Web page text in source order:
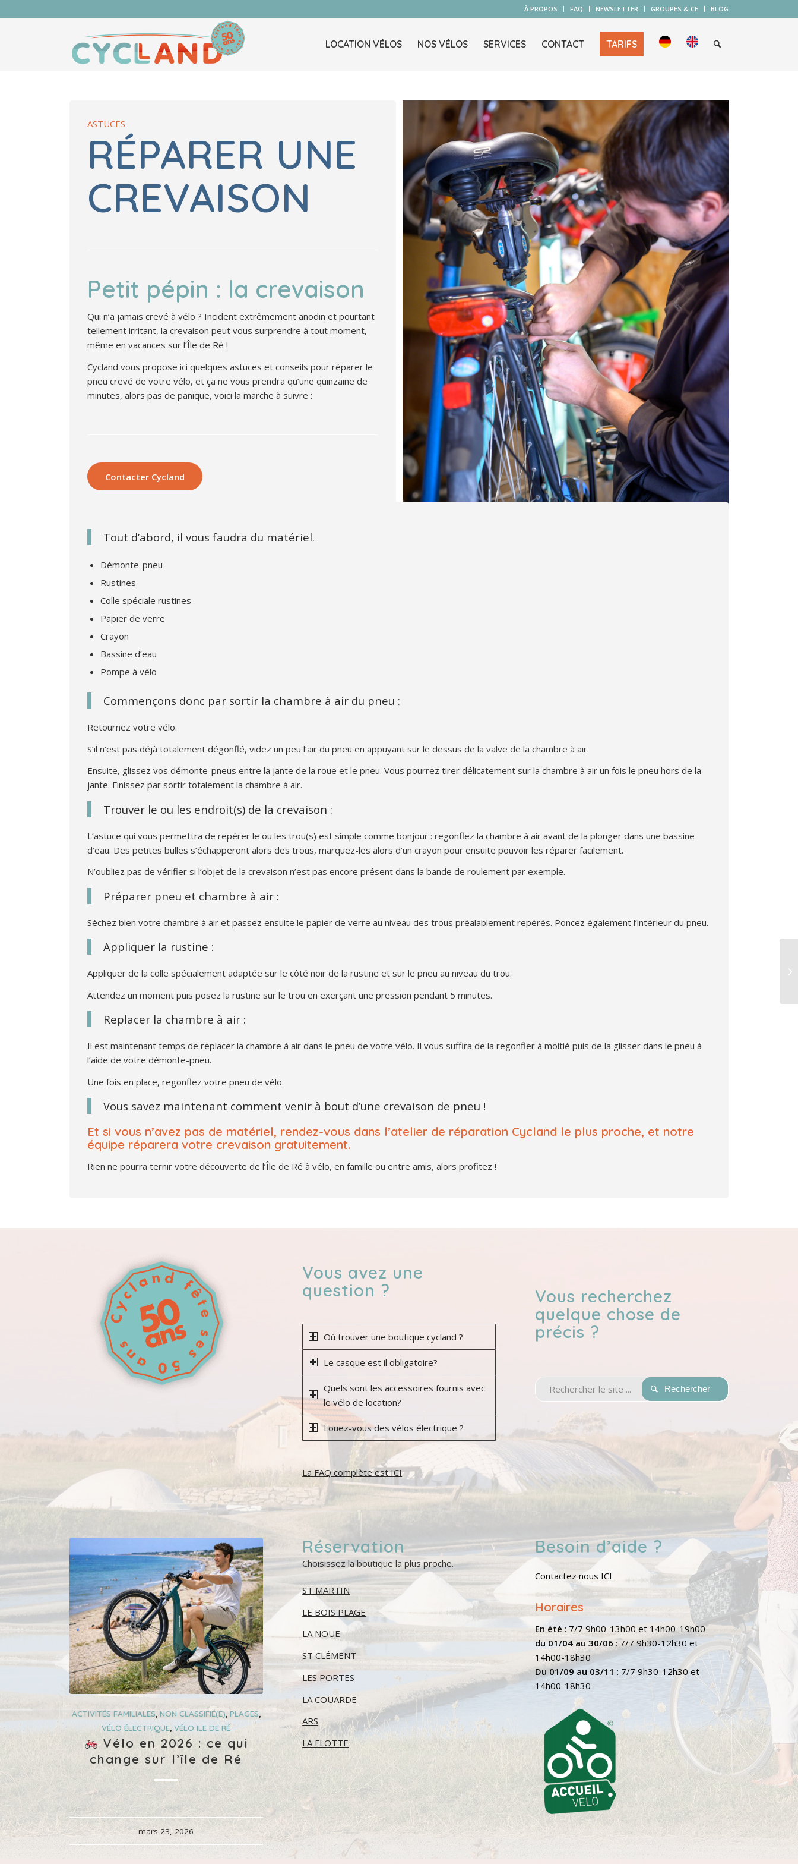
À PROPOS FAQ NEWSLETTER GROUPES & CE BLOG
LOCATION VÉLOS NOS VÉLOS SERVICES CONTACT TARIFS
ASTUCES
RÉPARER UNE
CREVAISON
Petit pépin : la crevaison
Qui n’a jamais crevé à vélo ? Incident extrêmement anodin et pourtant
tellement irritant, la crevaison peut vous surprendre à tout moment,
même en vacances sur l’Île de Ré !
Cycland vous propose ici quelques astuces et conseils pour réparer le
pneu crevé de votre vélo, et ça ne vous prendra qu’une quinzaine de
minutes, alors pas de panique, voici la marche à suivre :
Contacter Cycland
Tout d’abord, il vous faudra du matériel.
Démonte-pneu
Rustines
Colle spéciale rustines
Papier de verre
Crayon
Bassine d’eau
Pompe à vélo
Commençons donc par sortir la chambre à air du pneu :
Retournez votre vélo.
S’il n’est pas déjà totalement dégonflé, videz un peu l’air du pneu en appuyant sur le dessus de la valve de la chambre à air.
Ensuite, glissez vos démonte-pneus entre la jante de la roue et le pneu. Vous pourrez tirer délicatement sur la chambre à air un fois le pneu hors de la
jante. Finissez par sortir totalement la chambre à air.
Trouver le ou les endroit(s) de la crevaison :
L’astuce qui vous permettra de repérer le ou les trou(s) est simple comme bonjour : regonflez la chambre à air avant de la plonger dans une bassine
d’eau. Des petites bulles s’échapperont alors des trous, marquez-les alors d’un crayon pour ensuite pouvoir les réparer facilement.
N’oubliez pas de vérifier si l’objet de la crevaison n’est pas encore présent dans la bande de roulement par exemple.
Préparer pneu et chambre à air :
Séchez bien votre chambre à air et passez ensuite le papier de verre au niveau des trous préalablement repérés. Poncez également l’intérieur du pneu.
Appliquer la rustine :
Appliquer de la colle spécialement adaptée sur le côté noir de la rustine et sur le pneu au niveau du trou.
Attendez un moment puis posez la rustine sur le trou en exerçant une pression pendant 5 minutes.
Replacer la chambre à air :
Il est maintenant temps de replacer la chambre à air dans le pneu de votre vélo. Il vous suffira de la regonfler à moitié puis de la glisser dans le pneu à
l’aide de votre démonte-pneu.
Une fois en place, regonflez votre pneu de vélo.
Vous savez maintenant comment venir à bout d’une crevaison de pneu !
Et si vous n’avez pas de matériel, rendez-vous dans l’atelier de réparation Cycland le plus proche, et notre
équipe réparera votre crevaison gratuitement.
Rien ne pourra ternir votre découverte de l’Île de Ré à vélo, en famille ou entre amis, alors profitez !
Vous avez une
question ?
Où trouver une boutique cycland ?
Le casque est il obligatoire?
Quels sont les accessoires fournis avec
le vélo de location?
Louez-vous des vélos électrique ?
La FAQ complète est ICI
Vous recherchez
quelque chose de
précis ?
ACTIVITÉS FAMILIALES, NON CLASSIFIÉ(E), PLAGES,
VÉLO ÉLECTRIQUE,VÉLO ILE DE RÉ
Vélo en 2026 : ce qui
change sur l’île de Ré
mars 23, 2026
Réservation
Choisissez la boutique la plus proche.
ST MARTIN
LE BOIS PLAGE
LA NOUE
ST CLÉMENT
LES PORTES
LA COUARDE
ARS
LA FLOTTE
Besoin d’aide ?
Contactez nous ICI
Horaires
En été : 7/7 9h00-13h00 et 14h00-19h00
du 01/04 au 30/06 : 7/7 9h30-12h30 et
14h00-18h30
Du 01/09 au 03/11 : 7/7 9h30-12h30 et
14h00-18h30